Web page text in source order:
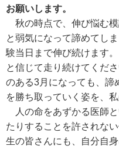
お願いします。
秋の時点で、伸び悩む
と弱気になって諦めてし
験当日まで伸び続けます
と信じて走り続けてくだ
のある3月になっても、諦
を勝ち取っていく姿を、
人の命をあずかる医師
たりすることを許されな
生の皆さんにも、自分自